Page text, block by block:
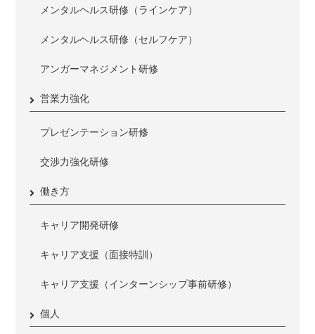
メンタルヘルス研修（ラインケア）
メンタルヘルス研修（セルフケア）
アンガーマネジメント研修
営業力強化
プレゼンテーション研修
交渉力強化研修
働き方
キャリア開発研修
キャリア支援（面接特訓）
キャリア支援（インターンシップ事前研修）
個人